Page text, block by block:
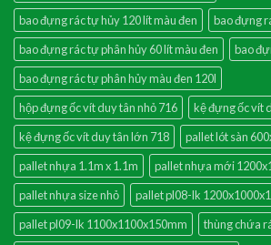
bao đựng rác tự hủy 120 lít màu đen
bao đựng
bao đựng rác tự phân hủy 60 lít màu đen
bao
bao đựng rác tự phân hủy màu đen 120l
hộp đựng ốc vít duy tân nhỏ 716
kệ đựng ốc vít
kệ đựng ốc vít duy tân lớn 718
pallet lót sàn
pallet nhựa 1.1m x 1.1m
pallet nhựa mới
pallet nhựa size nhỏ
pallet pl08-lk
pallet pl09-lk 1100x1100x150mm
thùng chứa